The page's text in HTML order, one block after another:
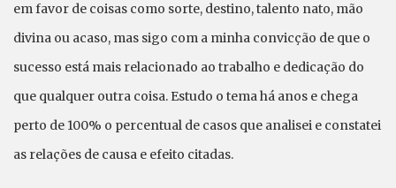
em favor de coisas como sorte, destino, talento nato, mão
divina ou acaso, mas sigo com a minha convicção de que o
sucesso está mais relacionado ao trabalho e dedicação do
que qualquer outra coisa. Estudo o tema há anos e chega
perto de 100% o percentual de casos que analisei e constatei
as relações de causa e efeito citadas.